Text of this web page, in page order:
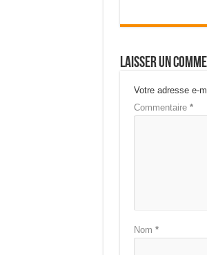
Laisser un
Votre adresse e-
Commentaire *
Nom *